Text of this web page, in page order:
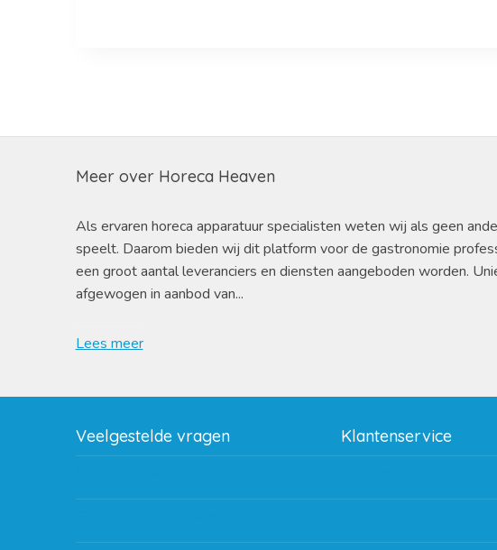
Meer over Horeca Heaven
Als ervaren horeca apparatuur specialisten weten wij als geen
speelt. Daarom bieden wij dit platform voor de gastronomie
een groot aantal leveranciers en diensten aangeboden worden.
afgewogen in aanbod van...
Lees meer
Veelgestelde vragen Klantenservice